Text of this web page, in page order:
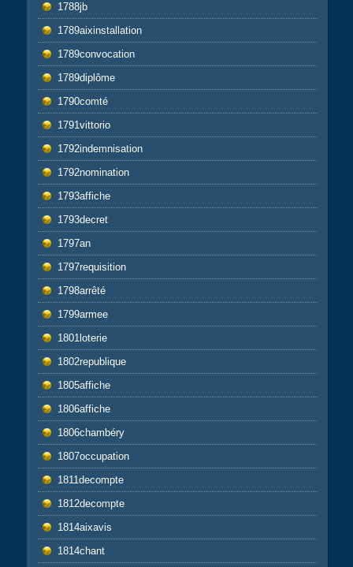
1788jb
1789aixinstallation
1789convocation
1789diplôme
1790comté
1791vittorio
1792indemnisation
1792nomination
1793affiche
1793decret
1797an
1797requisition
1798arrêté
1799armee
1801loterie
1802republique
1805affiche
1806affiche
1806chambéry
1807occupation
1811decompte
1812decompte
1814aixavis
1814chant